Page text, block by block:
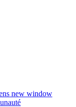
new window